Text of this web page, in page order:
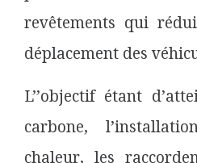
revêtements qui
déplacement des
L’’objectif étant
carbone,
chaleur, les